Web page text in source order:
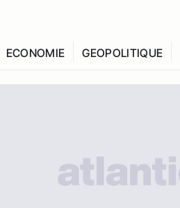
ECONOMIE GEOPOLITIQUE